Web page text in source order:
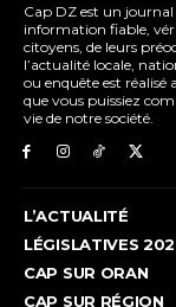
Cap DZ est un
information fiable,
citoyens, de leurs
l’actualité locale,
ou enquête est
que vous puissiez
vie de notre société.
L’ACTUALITÉ
LÉGISLATIVES
CAP SUR ORAN
CAP SUR RÉGION